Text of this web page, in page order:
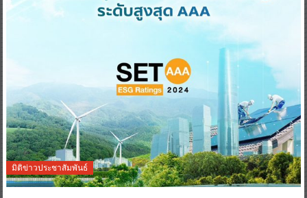
มิติข่าวประชาสัมพันธ์